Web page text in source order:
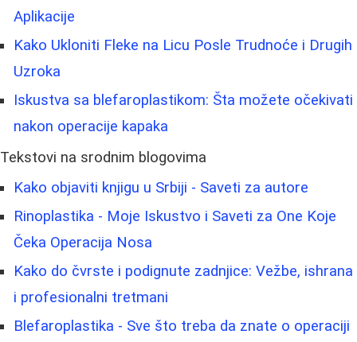
Aplikacije
Kako Ukloniti Fleke na Licu Posle Trudnoće i Drugih
Uzroka
Iskustva sa blefaroplastikom: Šta možete očekivati
nakon operacije kapaka
Tekstovi na srodnim blogovima
Kako objaviti knjigu u Srbiji - Saveti za autore
Rinoplastika - Moje Iskustvo i Saveti za One Koje
Čeka Operacija Nosa
Kako do čvrste i podignute zadnjice: Vežbe, ishrana
i profesionalni tretmani
Blefaroplastika - Sve što treba da znate o operaciji